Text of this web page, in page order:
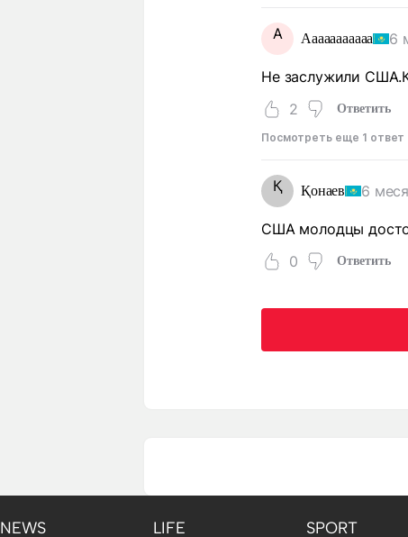
A Aaaaaaaaaaa 6
Не заслужили
2
Ответить
Посмотреть еще 1 ответ
Қ Қонаев 6
США молодцы
0
Ответить
NEWS LIFE SPORT